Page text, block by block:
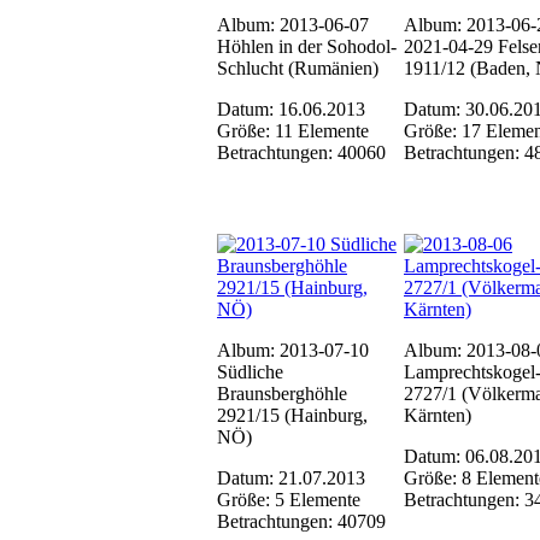
Album: 2013-06-07
Höhlen in der Sohodol-
Schlucht (Rumänien)
Datum: 16.06.2013
Größe: 11 Elemente
Betrachtungen: 40060
Album: 2013-06-
2021-04-29
1911/12 (Baden,
Datum:
Größe: 17
Betrachtungen:
Album: 2013-07-10
Südliche
Braunsberghöhle
2921/15 (Hainburg,
NÖ)
Datum: 21.07.2013
Größe: 5 Elemente
Betrachtungen: 40709
Album: 2013-08-
2727/1
Kärnten)
Datum:
Größe: 8
Betrachtungen: